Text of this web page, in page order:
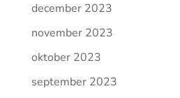
december 2023
november 2023
oktober 2023
september 2023